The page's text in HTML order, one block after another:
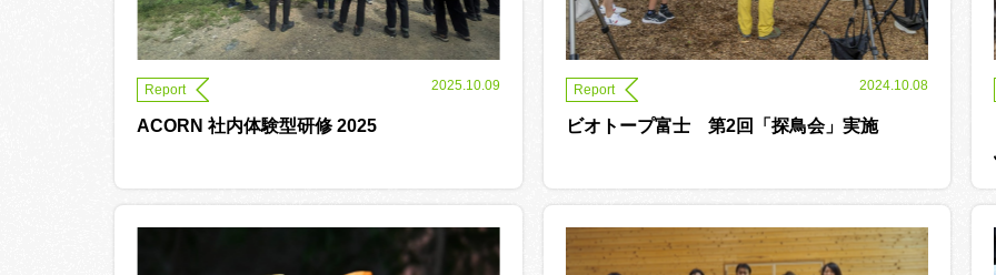
Report 2025.10.09
ACORN 社内体験型研修 2025
Report 2024.10.08
ビオトープ富士 第2回「探鳥会」実施